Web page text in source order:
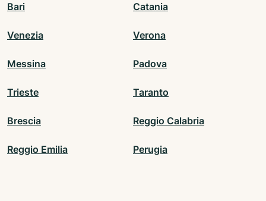
Bari Catania
Venezia Verona
Messina Padova
Trieste Taranto
Brescia Reggio Calabria
Reggio Emilia Perugia